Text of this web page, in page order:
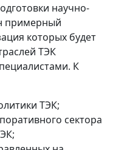
научно-
примерный
которых будет
ТЭК
К
ТЭК;
сектора